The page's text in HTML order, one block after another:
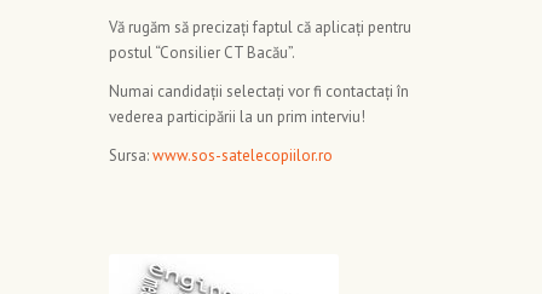
Vă rugăm să precizaţi faptul că aplicaţi pentru
postul “Consilier CT Bacău”.
Numai candidaţii selectaţi vor fi contactaţi în
vederea participării la un prim interviu!
Sursa:www.sos-satelecopiilor.ro